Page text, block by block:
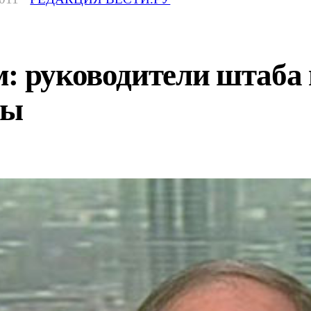
руководители